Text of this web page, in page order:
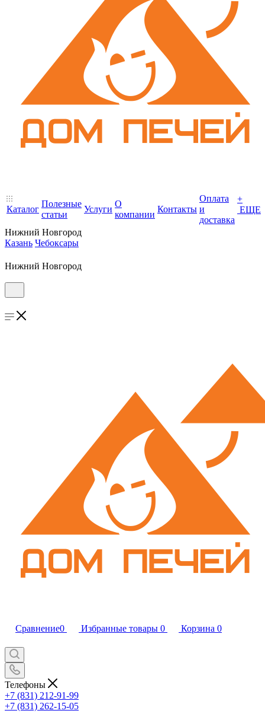
Каталог
Полезные
статьи
Услуги
О
компании
Контакты
Оплата
и
доставка
+
ЕЩЕ
Нижний Новгород
Казань Чебоксары
Нижний Новгород
Сравнение0 Избранные товары 0 Корзина 0
Телефоны
+7 (831) 212-91-99
+7 (831) 262-15-05